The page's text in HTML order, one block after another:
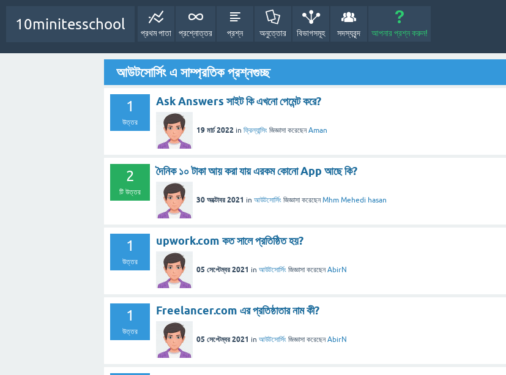
10minitesschool
প্রথম পাতা প্রশ্নোত্তর প্রশ্ন অনুত্তোর বিভাগসমূহ সদস্যবৃন্দ আপনার প্রশ্ন করুন!
আউটসোর্সিং এ সাম্প্রতিক প্রশ্নগুচ্ছ
1
উত্তর
Ask Answers সাইট কি এখনো পেমেন্ট করে?
19 মার্চ 2022 in ফ্রিল্যান্সিং জিজ্ঞাসা করেছেনAman
2
টি উত্তর
দৈনিক ১০ টাকা আয় করা যায় এরকম কোনো App আছে কি?
30 অক্টোবর 2021 in আউটসোর্সিং জিজ্ঞাসা করেছেনMhm Mehedi hasan
1
উত্তর
upwork.com কত সালে প্রতিষ্ঠিত হয়?
05 সেপ্টেম্বর 2021 in আউটসোর্সিং জিজ্ঞাসা করেছেনAbirN
1
উত্তর
Freelancer.com এর প্রতিষ্ঠাতার নাম কী?
05 সেপ্টেম্বর 2021 in আউটসোর্সিং জিজ্ঞাসা করেছেনAbirN